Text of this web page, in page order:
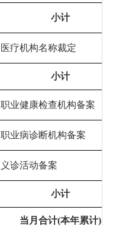
小计
医疗机构名称裁定
小计
职业健康检查机构备案
职业病诊断机构备案
义诊活动备案
小计
当月合计(本年累计)